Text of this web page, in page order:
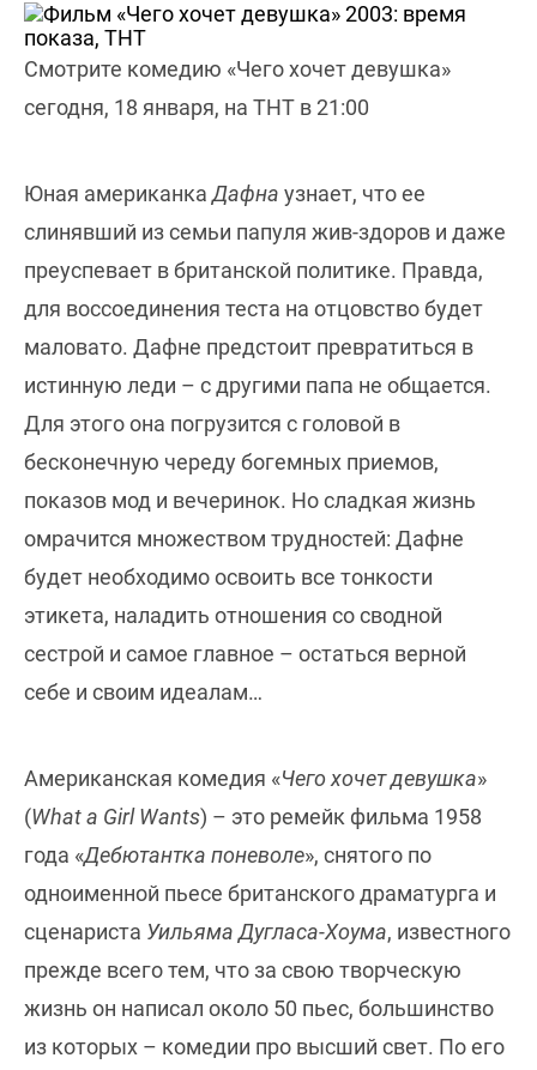
Смотрите комедию «Чего хочет девушка»
сегодня, 18 января, на ТНТ в 21:00
Юная американкаДафна узнает, что ее
слинявший из семьи папуля жив-здоров и даже
преуспевает в британской политике. Правда,
для воссоединения теста на отцовство будет
маловато. Дафне предстоит превратиться в
истинную леди – с другими папа не общается.
Для этого она погрузится с головой в
бесконечную череду богемных приемов,
показов мод и вечеринок. Но сладкая жизнь
омрачится множеством трудностей: Дафне
будет необходимо освоить все тонкости
этикета, наладить отношения со сводной
сестрой и самое главное – остаться верной
себе и своим идеалам…
Американская комедия «Чего хочет девушка»
(What a Girl Wants) – это ремейк фильма 1958
года «Дебютантка поневоле», снятого по
одноименной пьесе британского драматурга и
сценариста Уильяма Дугласа-Хоума, известного
прежде всего тем, что за свою творческую
жизнь он написал около 50 пьес, большинство
из которых – комедии про высший свет. По его